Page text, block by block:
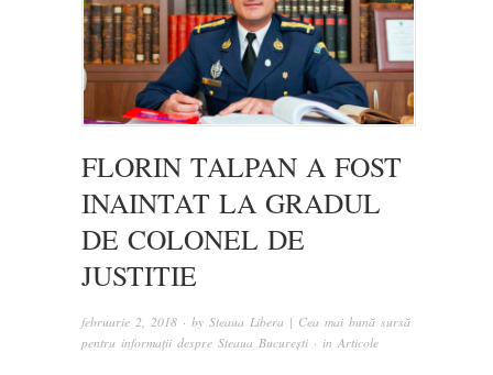
FLORIN TALPAN A FOST
INAINTAT LA GRADUL
DE COLONEL DE
JUSTITIE
februarie 2, 2018 · by Steaua Libera | Cea mai bună sursă
pentru informații despre Steaua București · in Articole